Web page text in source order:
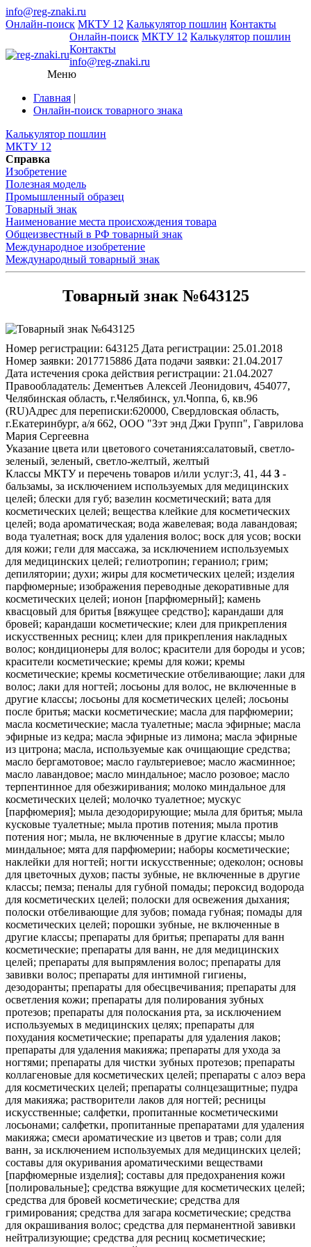
info@reg-znaki.ru
Онлайн-поиск МКТУ 12 Калькулятор пошлин Контакты
Онлайн-поиск МКТУ 12 Калькулятор пошлин
Контакты
info@reg-znaki.ru
Меню
Главная |
Онлайн-поиск товарного знака
Калькулятор пошлин
МКТУ 12
Справка
Изобретение
Полезная модель
Промышленный образец
Товарный знак
Наименование места происхождения товара
Общеизвестный в РФ товарный знак
Международное изобретение
Международный товарный знак
Товарный знак №643125
Номер регистрации: 643125 Дата регистрации: 25.01.2018
Номер заявки: 2017715886 Дата подачи заявки: 21.04.2017
Дата истечения срока действия регистрации: 21.04.2027
Правообладатель: Дементьев Алексей Леонидович, 454077,
Челябинская область, г.Челябинск, ул.Чоппа, 6, кв.96
(RU)Адрес для переписки:620000, Свердловская область,
г.Екатеринбург, а/я 662, ООО "Зэт энд Джи Групп", Гаврилова
Мария Сергеевна
Указание цвета или цветового сочетания:салатовый, светло-
зеленый, зеленый, светло-желтый, желтый
Классы МКТУ и перечень товаров и/или услуг:3, 41, 44 3 -
бальзамы, за исключением используемых для медицинских
целей; блески для губ; вазелин косметический; вата для
косметических целей; вещества клейкие для косметических
целей; вода ароматическая; вода жавелевая; вода лавандовая;
вода туалетная; воск для удаления волос; воск для усов; воски
для кожи; гели для массажа, за исключением используемых
для медицинских целей; гелиотропин; гераниол; грим;
депилятории; духи; жиры для косметических целей; изделия
парфюмерные; изображения переводные декоративные для
косметических целей; ионон [парфюмерный]; камень
квасцовый для бритья [вяжущее средство]; карандаши для
бровей; карандаши косметические; клеи для прикрепления
искусственных ресниц; клеи для прикрепления накладных
волос; кондиционеры для волос; красители для бороды и усов;
красители косметические; кремы для кожи; кремы
косметические; кремы косметические отбеливающие; лаки для
волос; лаки для ногтей; лосьоны для волос, не включенные в
другие классы; лосьоны для косметических целей; лосьоны
после бритья; маски косметические; масла для парфюмерии;
масла косметические; масла туалетные; масла эфирные; масла
эфирные из кедра; масла эфирные из лимона; масла эфирные
из цитрона; масла, используемые как очищающие средства;
масло бергамотовое; масло гаультериевое; масло жасминное;
масло лавандовое; масло миндальное; масло розовое; масло
терпентинное для обезжиривания; молоко миндальное для
косметических целей; молочко туалетное; мускус
[парфюмерия]; мыла дезодорирующие; мыла для бритья; мыла
кусковые туалетные; мыла против потения; мыла против
потения ног; мыла, не включенные в другие классы; мыло
миндальное; мята для парфюмерии; наборы косметические;
наклейки для ногтей; ногти искусственные; одеколон; основы
для цветочных духов; пасты зубные, не включенные в другие
классы; пемза; пеналы для губной помады; пероксид водорода
для косметических целей; полоски для освежения дыхания;
полоски отбеливающие для зубов; помада губная; помады для
косметических целей; порошки зубные, не включенные в
другие классы; препараты для бритья; препараты для ванн
косметические; препараты для ванн, не для медицинских
целей; препараты для выпрямления волос; препараты для
завивки волос; препараты для интимной гигиены,
дезодоранты; препараты для обесцвечивания; препараты для
осветления кожи; препараты для полирования зубных
протезов; препараты для полоскания рта, за исключением
используемых в медицинских целях; препараты для
похудания косметические; препараты для удаления лаков;
препараты для удаления макияжа; препараты для ухода за
ногтями; препараты для чистки зубных протезов; препараты
коллагеновые для косметических целей; препараты с алоэ вера
для косметических целей; препараты солнцезащитные; пудра
для макияжа; растворители лаков для ногтей; ресницы
искусственные; салфетки, пропитанные косметическими
лосьонами; салфетки, пропитанные препаратами для удаления
макияжа; смеси ароматические из цветов и трав; соли для
ванн, за исключением используемых для медицинских целей;
составы для окуривания ароматическими веществами
[парфюмерные изделия]; составы для предохранения кожи
[полировальные]; средства вяжущие для косметических целей;
средства для бровей косметические; средства для
гримирования; средства для загара косметические; средства
для окрашивания волос; средства для перманентной завивки
нейтрализующие; средства для ресниц косметические;